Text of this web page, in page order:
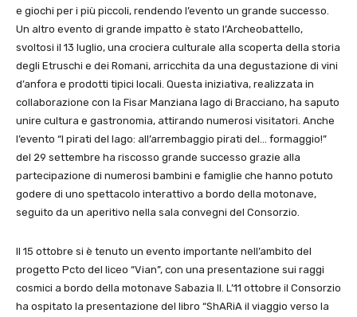
e giochi per i più piccoli, rendendo l’evento un grande successo.
Un altro evento di grande impatto è stato l’Archeobattello,
svoltosi il 13 luglio, una crociera culturale alla scoperta della storia
degli Etruschi e dei Romani, arricchita da una degustazione di vini
d’anfora e prodotti tipici locali. Questa iniziativa, realizzata in
collaborazione con la Fisar Manziana lago di Bracciano, ha saputo
unire cultura e gastronomia, attirando numerosi visitatori. Anche
l’evento “I pirati del lago: all’arrembaggio pirati del… formaggio!”
del 29 settembre ha riscosso grande successo grazie alla
partecipazione di numerosi bambini e famiglie che hanno potuto
godere di uno spettacolo interattivo a bordo della motonave,
seguito da un aperitivo nella sala convegni del Consorzio.
Il 15 ottobre si è tenuto un evento importante nell’ambito del
progetto Pcto del liceo “Vian”, con una presentazione sui raggi
cosmici a bordo della motonave Sabazia II. L’11 ottobre il Consorzio
ha ospitato la presentazione del libro “ShARiA il viaggio verso la